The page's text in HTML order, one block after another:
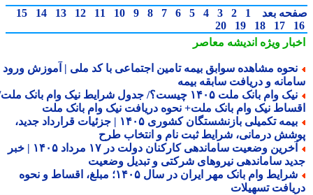
بعد 1
2
3
4
5
6
7
8
9
10
11
12
13
14
15
17
18
19
20
ویژهاندیشه معاصر
مشاهده سوابق بیمه تامین اجتماعی با کد ملی | آموزش ورود به
و دریافت سابقه بیمه
نیک وام بانک ملت ۱۴۰۵ چیست؟/ جدول شرایط نیک وام بانک ملت/
نیک وام بانک ملت+ نحوه دریافت نیک وام بانک ملت
بیمه تکمیلی بازنشستگان کشوری ۱۴۰۵ | جزئیات قرارداد جدید،
درمانی، شرایط ثبت نام و انتخاب طرح
آخرین وضعیت ساماندهی کارکنان دولت در ۱۷ مرداد ۱۴۰۵ | خبر
ساماندهی نیروهای شرکتی و تبدیل وضعیت
شرایط وام بانک مهر ایران در سال ۱۴۰۵؛ مبلغ، اقساط و نحوه
تسهیلات